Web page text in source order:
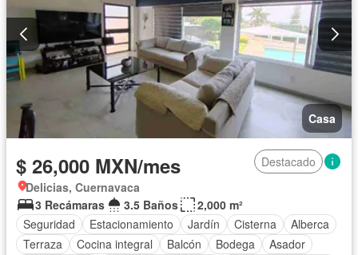
Casa
$ 26,000 MXN/mes
Destacado
Delicias, Cuernavaca
3 Recámaras
3.5 Baños
2,000 m²
Seguridad
Estacionamiento Jardín Cisterna
Alberca
Terraza
Cocina integral Balcón Bodega
Asador